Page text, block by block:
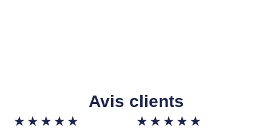
Avis clients
★ ★ ★ ★ ★ ★ ★ ★ ★ ★